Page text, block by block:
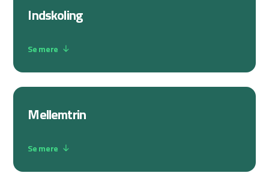
Indskoling
Se mere
Mellemtrin
Se mere